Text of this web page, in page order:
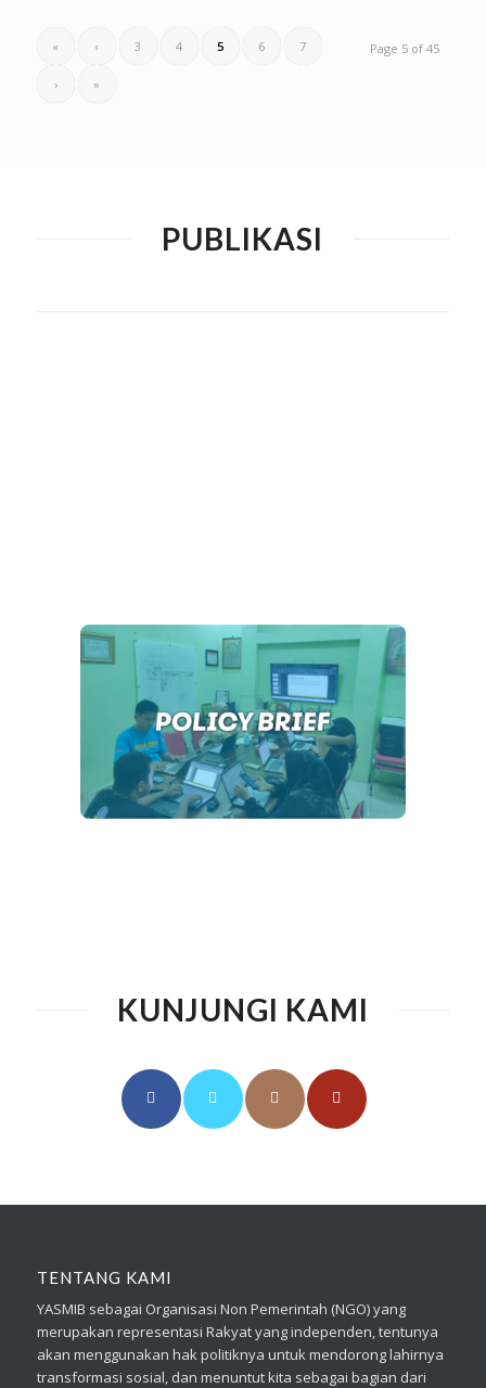
Page 5 of 45
« ‹ 3 4 5 6 7
› »
PUBLIKASI
KUNJUNGI KAMI
TENTANG KAMI
YASMIB sebagai Organisasi Non Pemerintah (NGO) yang
merupakan representasi Rakyat yang independen, tentunya
akan menggunakan hak politiknya untuk mendorong lahirnya
transformasi sosial, dan menuntut kita sebagai bagian dari